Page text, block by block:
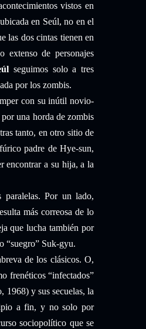
vistos en
en Seúl, no en el
las dos cintas tienen en
extenso de personajes
seguimos solo a tres
por los zombis.
con su inútil novio-
una horda de zombis
tanto, en otro sitio de
padre de Hye-sun,
encontrar a su hija, a la
Por un lado,
más correosa de lo
que lucha también por
“suegro” Suk-gyu.
de los clásicos. O,
frenéticos “infectados”
1968) y sus secuelas, la
a fin, y no solo por
sociopolítico que se